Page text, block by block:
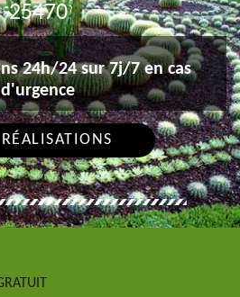
25470
24h/24 sur 7j/7 en cas
d'urgence